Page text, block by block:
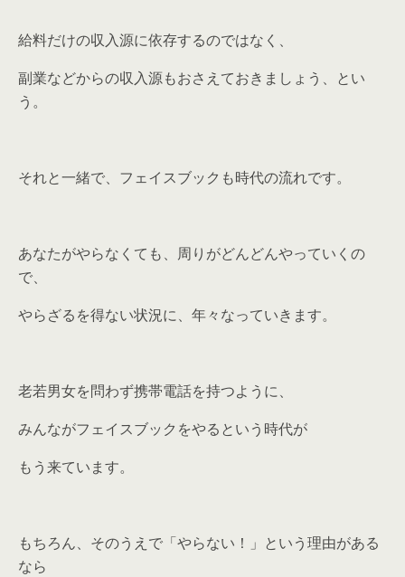
給料だけの収入源に依存するのではなく、
副業などからの収入源もおさえておきましょう、とい
う。
それと一緒で、フェイスブックも時代の流れです。
あなたがやらなくても、周りがどんどんやっていくの
で、
やらざるを得ない状況に、年々なっていきます。
老若男女を問わず携帯電話を持つように、
みんながフェイスブックをやるという時代が
もう来ています。
もちろん、そのうえで「やらない！」という理由がある
なら